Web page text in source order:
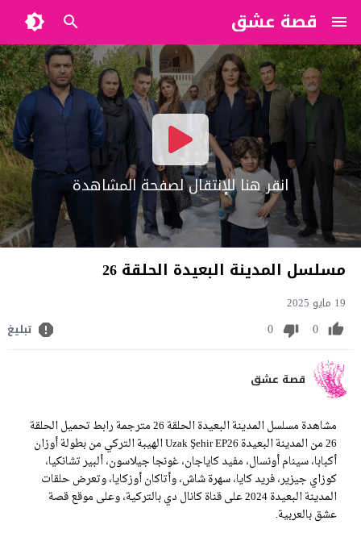
قصة عشق
?>
انقر هنا للإنتقال لصفحة المشاهدة
مسلسل المدينة البعيدة الحلقة 26
19 مايو 2025
0
0 تبليغ
قصة عشق
مشاهدة مسلسل المدينة البعيدة الحلقة 26 مترجمة رابط تحميل الحلقة
26 من المدينة البعيدة Uzak Şehir EP26 الهيبة التركي من بطولة أوزان
أكبابا، سينام أونسال، مفيد كاياجان، غونجا جيلاسون، ألبير تشانكيا،
كوزاي جيزير، فريد كايا، سهرة شاش، وأتاكان أوزكايا، وتعرض حلقات
المدينة البعيدة 2024 على قناة كانال دي بالتركية، وعلى موقع قصة
عشق بالعربية.